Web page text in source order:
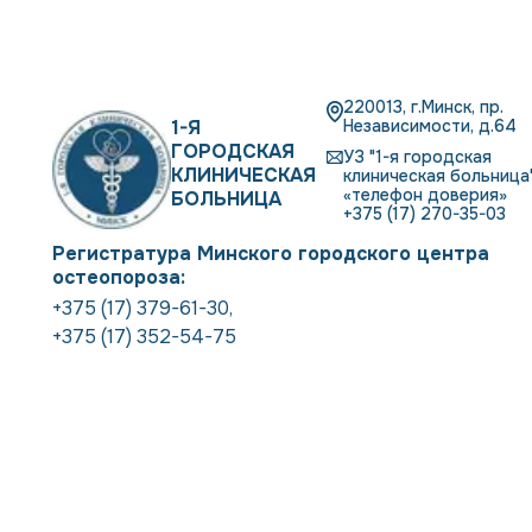
1-Я
ГОРОДСКАЯ
КЛИНИЧЕСКАЯ
БОЛЬНИЦА
220013, г.Минск, пр.
Независимости, д.64
УЗ "1-я городская
клиническая
«телефон доверия»
+375 (17) 270-35-03
Регистратура Минского городского центра
остеопороза:
+375 (17) 379-61-30,
+375 (17) 352-54-75